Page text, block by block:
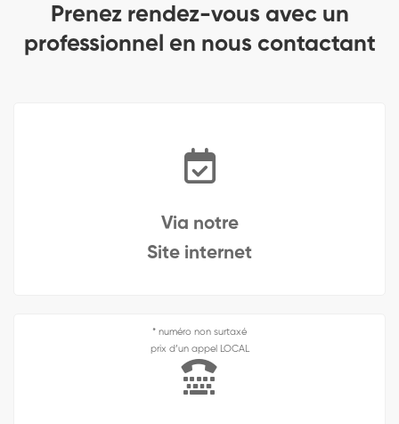
Prenez rendez-vous avec un
professionnel en nous contactant
Via notre
Site internet
* numéro non surtaxé
prix d’un appel LOCAL